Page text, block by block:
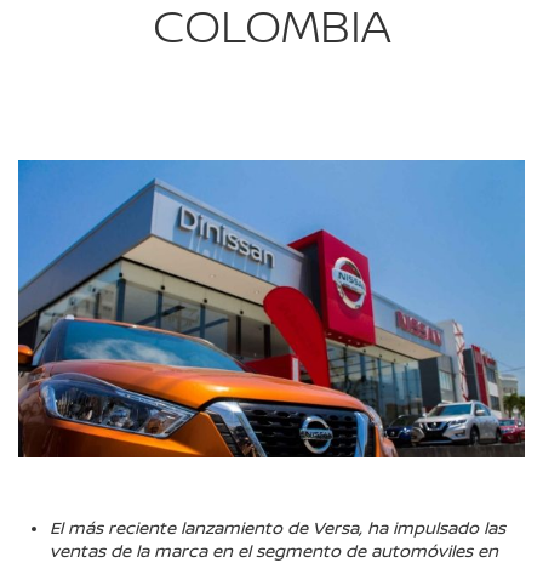
COLOMBIA
El más reciente lanzamiento de Versa, ha impulsado las
ventas de la marca en el segmento de automóviles en